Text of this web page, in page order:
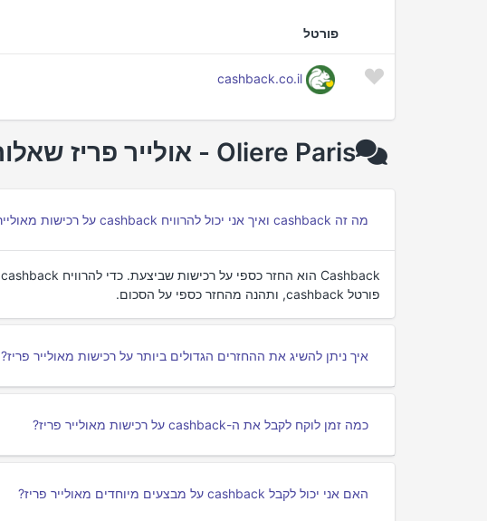
פורטל
cashback.co.il
Oliere Paris - אולייר פריז שאלות נפוצות על cashback
מה זה cashback ואיך אני יכול להרוויח cashback על רכישות מאולייר פריז?
פורטל cashback, ותהנה מהחזר כספי על הסכום.
איך ניתן להשיג את ההחזרים הגדולים ביותר על רכישות מאולייר פריז?
כמה זמן לוקח לקבל את ה-cashback על רכישות מאולייר פריז?
האם אני יכול לקבל cashback על מבצעים מיוחדים מאולייר פריז?